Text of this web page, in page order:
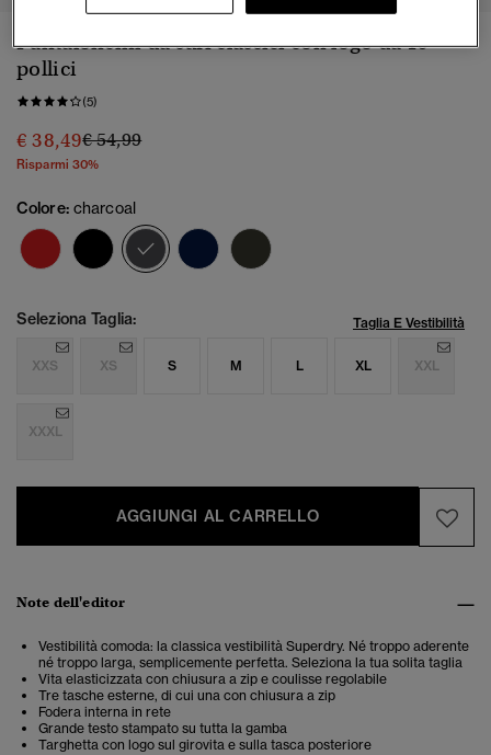
Pantaloncini da surf classici con logo da 19
pollici
(5)
€ 38,49Prezzo ridotto da
€ 54,99a
Risparmi 30%
Colore: charcoal
selezionato
Seleziona Taglia: Taglia E Vestibilità
XXS XS S M L XL XXL
XXXL
AGGIUNGI AL CARRELLO
Note dell'editor
Vestibilità comoda: la classica vestibilità Superdry. Né troppo aderente
né troppo larga, semplicemente perfetta. Seleziona la tua solita taglia
Vita elasticizzata con chiusura a zip e coulisse regolabile
Tre tasche esterne, di cui una con chiusura a zip
Fodera interna in rete
Grande testo stampato su tutta la gamba
Targhetta con logo sul girovita e sulla tasca posteriore